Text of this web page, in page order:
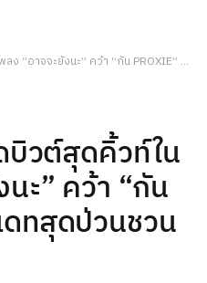
ะ” คว้า “กัน PROXIE” ออกเดทสุดป่วนชวนใจเต้นแรง!
บิวต์สุดคิ้วท์ใน
นะ” คว้า “กัน
ดทสุดป่วนชวน